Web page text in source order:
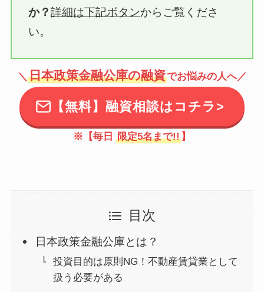
か？詳細は下記ボタンからご覧くださ
い。
＼ 日本政策金融公庫の融資でお悩みの人へ／
【無料】融資相談はコチラ>
※【毎日 限定5名まで!! 】
目次
日本政策金融公庫とは？
投資目的は原則NG！不動産賃貸業として
扱う必要がある